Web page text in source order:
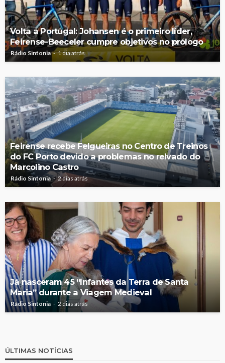
Volta a Portugal: Johansen é o primeiro líder,
Feirense-Beeceler cumpre objetivos no prólogo
Rádio Sintonia 1 dia atrás
Feirense recebe Felgueiras no Centro de Treinos
do FC Porto devido a problemas no relvado do
Marcolino Castro
Rádio Sintonia 2 dias atrás
Já nasceram 45 “Infantes da Terra de Santa
Maria” durante a Viagem Medieval
Rádio Sintonia 2 dias atrás
ÚLTIMAS NOTÍCIAS